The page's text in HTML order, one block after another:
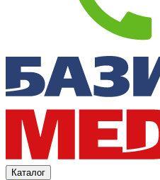
Каталог